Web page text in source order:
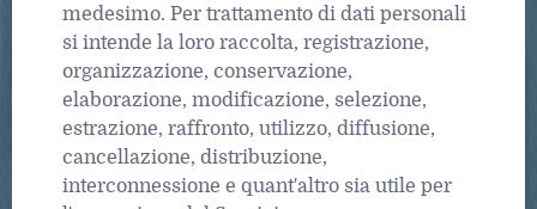
medesimo. Per trattamento di dati personali
si intende la loro raccolta, registrazione,
organizzazione, conservazione,
elaborazione, modificazione, selezione,
estrazione, raffronto, utilizzo, diffusione,
cancellazione, distribuzione,
interconnessione e quant'altro sia utile per